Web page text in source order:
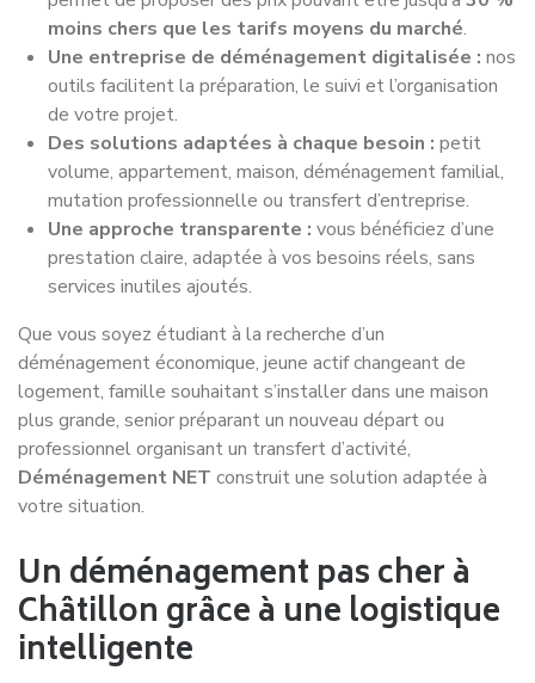
moins chers que les tarifs moyens du marché.
Une entreprise de déménagement digitalisée : nos
outils facilitent la préparation, le suivi et l’organisation
de votre projet.
Des solutions adaptées à chaque besoin : petit
volume, appartement, maison, déménagement familial,
mutation professionnelle ou transfert d’entreprise.
Une approche transparente : vous bénéficiez d’une
prestation claire, adaptée à vos besoins réels, sans
services inutiles ajoutés.
Que vous soyez étudiant à la recherche d’un
déménagement économique, jeune actif changeant de
logement, famille souhaitant s’installer dans une maison
plus grande, senior préparant un nouveau départ ou
professionnel organisant un transfert d’activité,
Déménagement NET construit une solution adaptée à
votre situation.
Un déménagement pas cher à
Châtillon grâce à une logistique
intelligente